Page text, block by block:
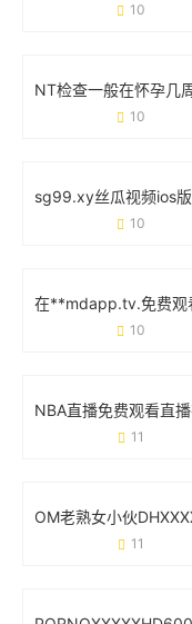
10
10
10
10
11
11